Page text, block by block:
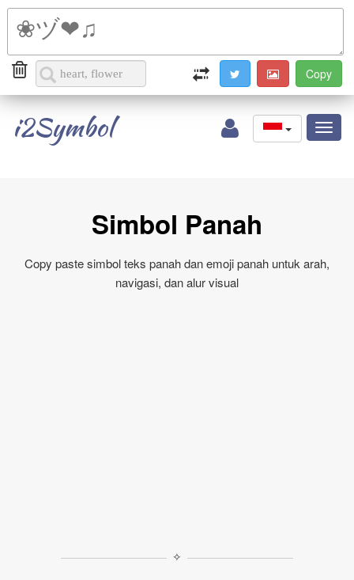
i2Symbol
Simbol Panah
Copy paste simbol teks panah dan emoji panah untuk arah,
navigasi, dan alur visual
✧